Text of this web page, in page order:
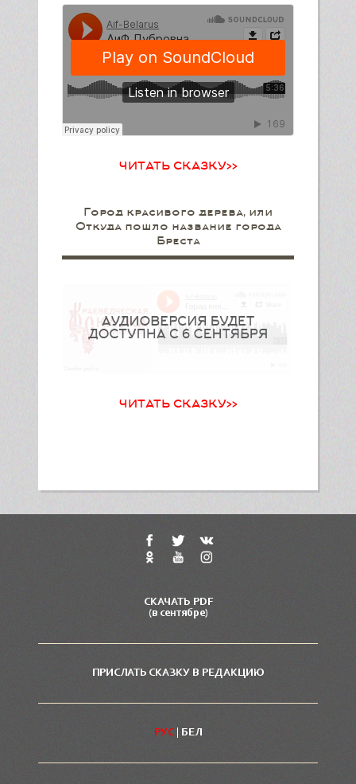
ЧИТАТЬ СКАЗКУ>>
Город красивого дерева, или
Откуда пошло название города
Бреста
ЧИТАТЬ СКАЗКУ>>
СКАЧАТЬ PDF
(в сентябре)
ПРИСЛАТЬ СКАЗКУ В РЕДАКЦИЮ
РУС| БЕЛ